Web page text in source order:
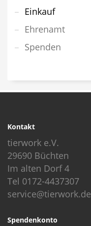
Einkauf
Ehrenamt
Spenden
Kontakt
tierwork e.V.
29690 Büchten
Im alten Dorf 4
Tel 0172-4437307
service@tierwork.de
Spendenkonto